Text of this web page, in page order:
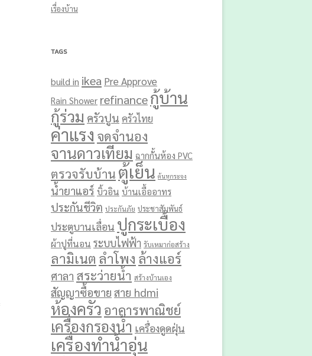
เรื่องบ้าน
TAGS
build in ikea Pre Approve
Rain Shower refinanceกู้บ้าน
กู้ร่วม ครัวปูน ครัวไทย
ค่าแรง จดจำนอง
จานดาวเทียม ฉากกั้นห้อง PVC
ตรวจรับบ้าน ตู้เย็น ต้นหูกระจง
น้ำยาแอร์ บิ้วอิน บ้านเอื้ออาทร
ประกันชีวิต ประกันภัย ประชาสัมพันธ์
ประตูบานเลื่อน ปูกระเบื้อง
ผ้าปูที่นอน ระบบไฟฟ้า รับเหมาก่อสร้าง
ลามิเนต ลำโพง ล้างแอร์
ศาลา สระว่ายน้ำ สร้างบ้านเอง
สัญญาซื้อขาย สาย hdmi
ห้องครัว อาคารพาณิชย์
เครื่องกรองน้ำ เครื่องดูดฝุ่น
เครื่องทำน้ำอุ่น